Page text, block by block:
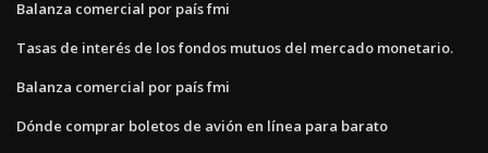
Balanza comercial por país fmi
Tasas de interés de los fondos mutuos del mercado monetario.
Balanza comercial por país fmi
Dónde comprar boletos de avión en línea para barato